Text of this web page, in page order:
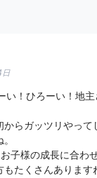
日
い！ひろーい！地
からガッツリやって
子様の成長に合わ
たくさんあります